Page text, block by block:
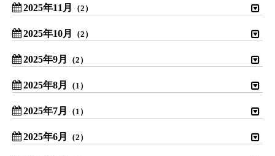
2025年11月 （2）
2025年10月 （2）
2025年9月 （2）
2025年8月 （1）
2025年7月 （1）
2025年6月 （2）